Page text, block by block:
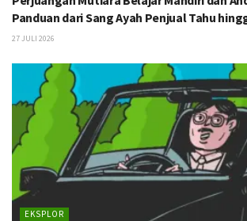
Panduan dari Sang Ayah Penjual Tahu
27 JULI 2026
EKSPLOR